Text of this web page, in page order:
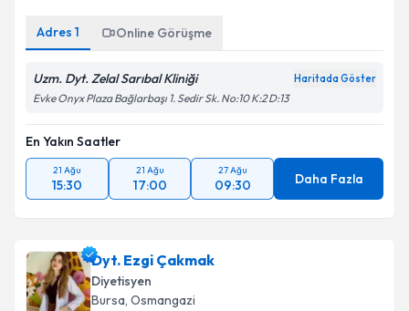
Adres 1 Online Görüşme
Uzm. Dyt. Zelal Sarıbal Kliniği Haritada Göster
Evke Onyx Plaza Bağlarbaşı 1. Sedir Sk. No:10 K:2 D:13
En Yakın Saatler
21 Ağu
15:30
21 Ağu
17:00
27 Ağu
09:30 Daha Fazla
Dyt. Ezgi Çakmak
Diyetisyen
Bursa, Osmangazi